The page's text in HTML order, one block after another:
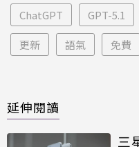
ChatGPT GPT-5.1
更新 語氣 免費
延伸閱讀
三